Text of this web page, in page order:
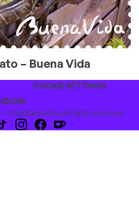
– Buena Vida
COOKIE SETTINGS
Ondalternativa all rights reserved